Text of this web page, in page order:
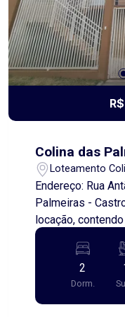
Colina das
Loteamento
Endereço: Rua
Palmeiras - Castro/PR. Excelente
locação,
cozinha, 2 quartos sendo uma suíte, banheiro
social, área de
amplo jardim
em família e amigos . Com toda a
você e sua família
2
Dorm.